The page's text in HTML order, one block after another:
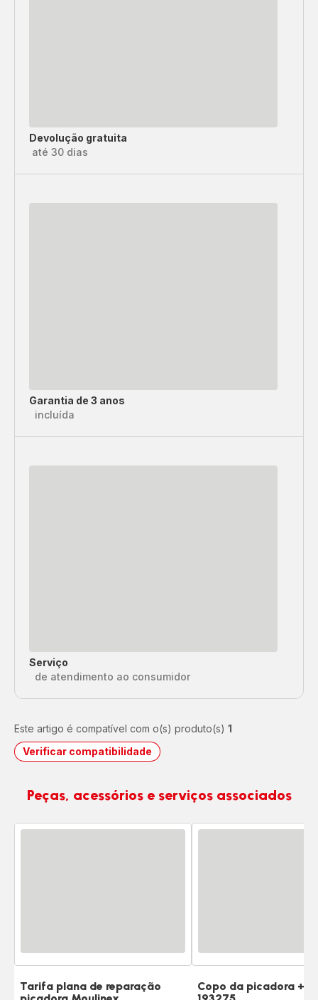
Devolução gratuita
até 30 dias
Garantia de 3 anos
incluída
Serviço
de atendimento ao consumidor
Este artigo é compatível com o(s) produto(s) 1
Verificar compatibilidade
Peças, acessórios e serviços associados
Tarifa plana de reparação
Copo da picadora +